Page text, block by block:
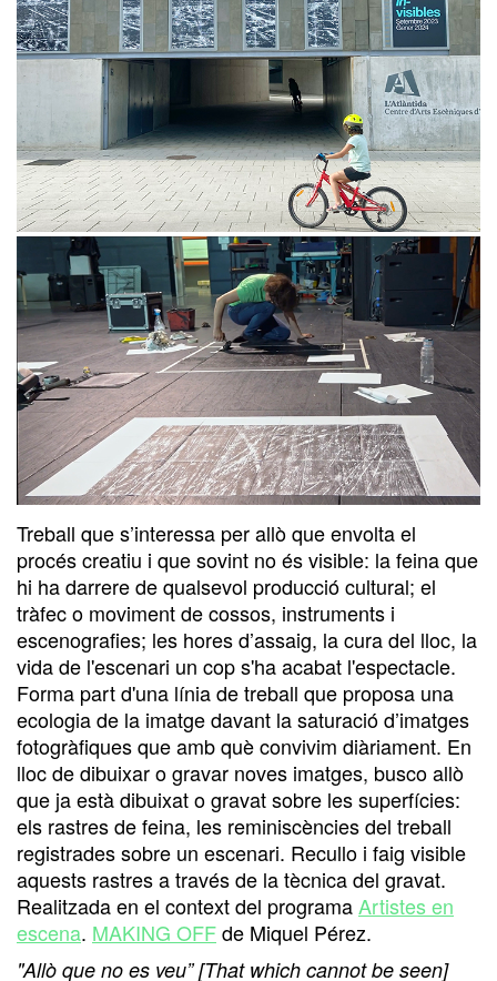
Treball que s’interessa per allò que envolta el
procés creatiu i que sovint no és visible: la feina que
hi ha darrere de qualsevol producció cultural; el
tràfec o moviment de cossos, instruments i
escenografies; les hores d’assaig, la cura del lloc, la
vida de l'escenari un cop s'ha acabat l'espectacle.
Forma part d'una línia de treball que proposa una
ecologia de la imatge davant la saturació d’imatges
fotogràfiques que amb què convivim diàriament. En
lloc de dibuixar o gravar noves imatges, busco allò
que ja està dibuixat o gravat sobre les superfícies:
els rastres de feina, les reminiscències del treball
registrades sobre un escenari. Recullo i faig visible
aquests rastres a través de la tècnica del gravat.
Realitzada en el context del programaArtistes en
escena. MAKING OFFde Miquel Pérez.
"Allò que no es veu” [That which cannot be seen]